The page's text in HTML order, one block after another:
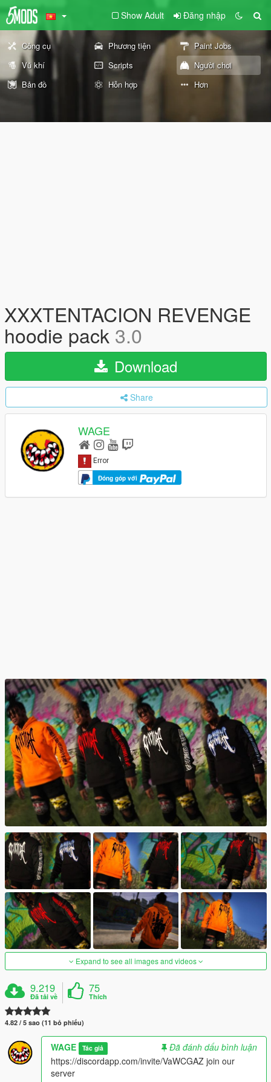
Show Adult Đăng nhập
Công cụ Phương tiện
Paint Jobs
Vũ khí
Scripts
Người chơi
Bản đồ
Hỗn hợp Hơn
XXXTENTACION REVENGE
hoodie pack 3.0
Download
Share
WAGE
Đóng góp với
Expand to see all images and videos
9.219
Đã tải về
75
Thích
4.82 / 5 sao (11 bỏ phiếu)
WAGE Tác giả
Đã đánh dấu bình luận
https://discordapp.com/invite/VaWCGAZ join our
server